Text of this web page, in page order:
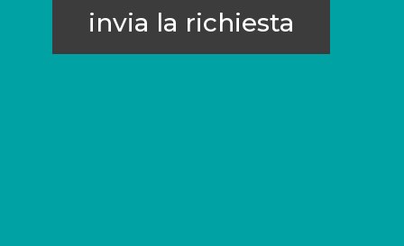
invia la richiesta